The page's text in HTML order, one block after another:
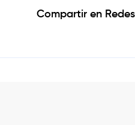
Compartir en